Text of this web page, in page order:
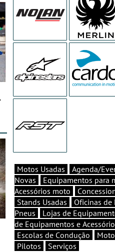
Motos Usadas Agenda/
Novas
Equipamentos para
Acessórios moto
Stands Usadas
Oficinas de
Pneus
Lojas de
de Equipamentos e
Escolas de Condução
Pilotos
Serviços